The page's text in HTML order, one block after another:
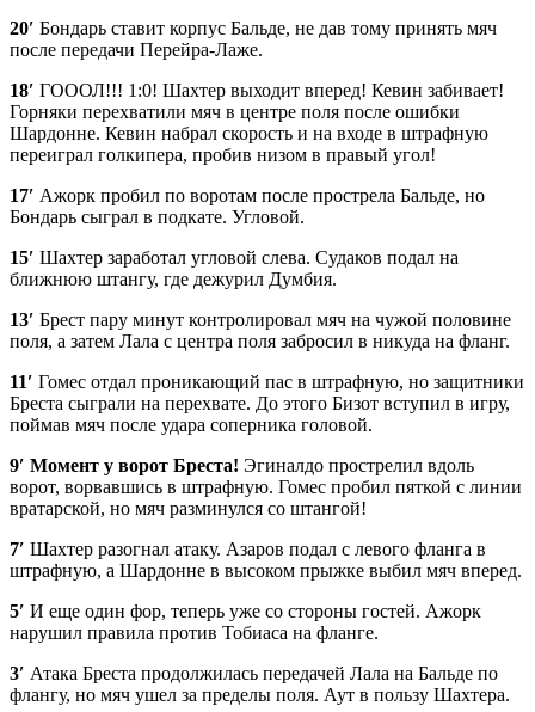
20′ Бондарь ставит корпус Бальде, не дав тому принять мяч
после передачи Перейра-Лаже.
18′ ГОООЛ!!! 1:0! Шахтер выходит вперед! Кевин забивает!
Горняки перехватили мяч в центре поля после ошибки
Шардонне. Кевин набрал скорость и на входе в штрафную
переиграл голкипера, пробив низом в правый угол!
17′ Ажорк пробил по воротам после прострела Бальде, но
Бондарь сыграл в подкате. Угловой.
15′ Шахтер заработал угловой слева. Судаков подал на
ближнюю штангу, где дежурил Думбия.
13′ Брест пару минут контролировал мяч на чужой половине
поля, а затем Лала с центра поля забросил в никуда на фланг.
11′ Гомес отдал проникающий пас в штрафную, но защитники
Бреста сыграли на перехвате. До этого Бизот вступил в игру,
поймав мяч после удара соперника головой.
9′ Момент у ворот Бреста! Эгиналдо прострелил вдоль
ворот, ворвавшись в штрафную. Гомес пробил пяткой с линии
вратарской, но мяч разминулся со штангой!
7′ Шахтер разогнал атаку. Азаров подал с левого фланга в
штрафную, а Шардонне в высоком прыжке выбил мяч вперед.
5′ И еще один фор, теперь уже со стороны гостей. Ажорк
нарушил правила против Тобиаса на фланге.
3′ Атака Бреста продолжилась передачей Лала на Бальде по
флангу, но мяч ушел за пределы поля. Аут в пользу Шахтера.